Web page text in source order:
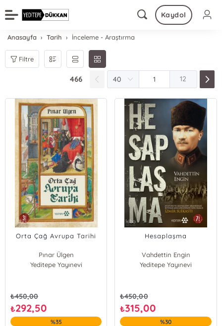
Kaydol
Anasayfa Tarih İnceleme - Araştırma
Filtre
466 12
Orta Çağ Avrupa Tarihi
Pınar Ülgen
Yeditepe Yayınevi
₺450,00
₺292,50
%35
Hesaplaşma
Vahdettin Engin
Yeditepe Yayınevi
₺450,00
₺315,00
%30